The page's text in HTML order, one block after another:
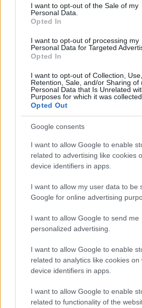
consent section.
I want to opt-out of the Sale of my
Personal Data.
Opted In
I want to opt-out of processing my
Personal Data for Targeted
Opted In
I want to opt-out of Collection, Use,
Retention, Sale, and/or Sharing of
Personal Data that Is Unrelated
Purposes for which it was collected.
Opted Out
Google consents
I want to allow Google to enable
related to advertising like cookies
device identifiers in apps.
I want to allow my user data to be
Google for online advertising
I want to allow Google to send me
personalized advertising.
I want to allow Google to enable
related to analytics like cookies on
device identifiers in apps.
I want to allow Google to enable
related to functionality of the
Az osb lap és rétegelt lemez
az élet többi részében, nem
tapasztalatot. Ezért határozottan
próbálja ki magát a terméket. Ha
mindenki rendelkezik abban a
megérintse a Leica M9-t vagy a
kutatja meg az elemet. Olvassa el
Még jobb, ha a
azoktól, akik ténylegesen
kérdezzék meg tapasztalataikat.
fórumok rendkívül hasznosak.
Mint már tudatában lehet, az osb
lemez marketing hatékony és
módszer az üzleti vállalkozás
ügyfélcsoportokhoz való
Ön egyébként nem lesz kitéve. Az
tippek és tanácsok
vállalkozásának kitettségét, és
szafi, gluténmentes, dia
oroszkrém torta,
hamburger zsemle,
pizzaszósz, gluténmentes